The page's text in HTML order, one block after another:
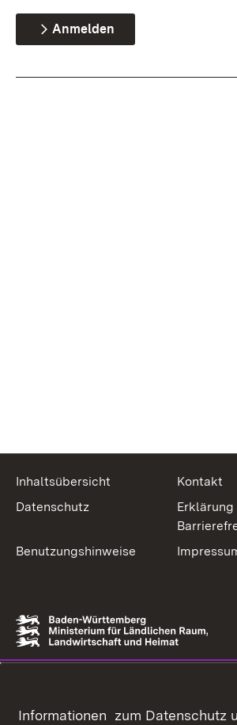
Anmelden
Inhaltsübersicht
Kontakt
Datenschutz
Erklärung
Benutzungshinweise
Informationen zum Datenschutz